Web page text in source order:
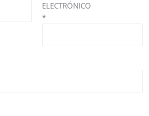
ELECTRÓNICO
*